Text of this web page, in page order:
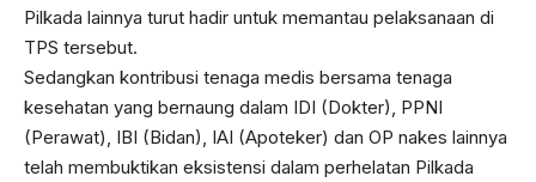
Pilkada lainnya turut hadir untuk memantau pelaksanaan di
TPS tersebut.
Sedangkan kontribusi tenaga medis bersama tenaga
kesehatan yang bernaung dalam IDI (Dokter), PPNI
(Perawat), IBI (Bidan), IAI (Apoteker) dan OP nakes lainnya
telah membuktikan eksistensi dalam perhelatan Pilkada